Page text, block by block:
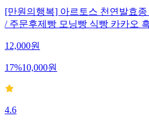
[만원의행복] 아르토스 천연발효
/ 주문후제빵 모닝빵 식빵 카카오
12,000원
17%10,000원
4.6